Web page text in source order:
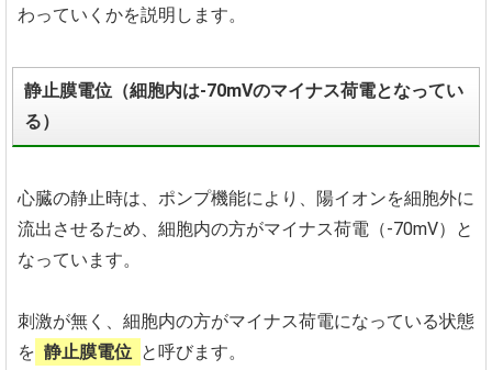
わっていくかを説明します。
静止膜電位（細胞内は-70mVのマイナス荷電となってい
る）
心臓の静止時は、ポンプ機能により、陽イオンを細胞外に
流出させるため、細胞内の方がマイナス荷電（-70mV）と
なっています。
刺激が無く、細胞内の方がマイナス荷電になっている状態
を 静止膜電位 と呼びます。